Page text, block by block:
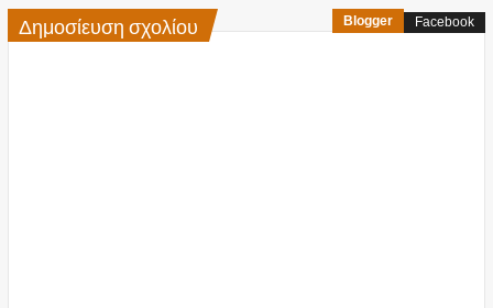
Δημοσίευση σχολίου Blogger Facebook